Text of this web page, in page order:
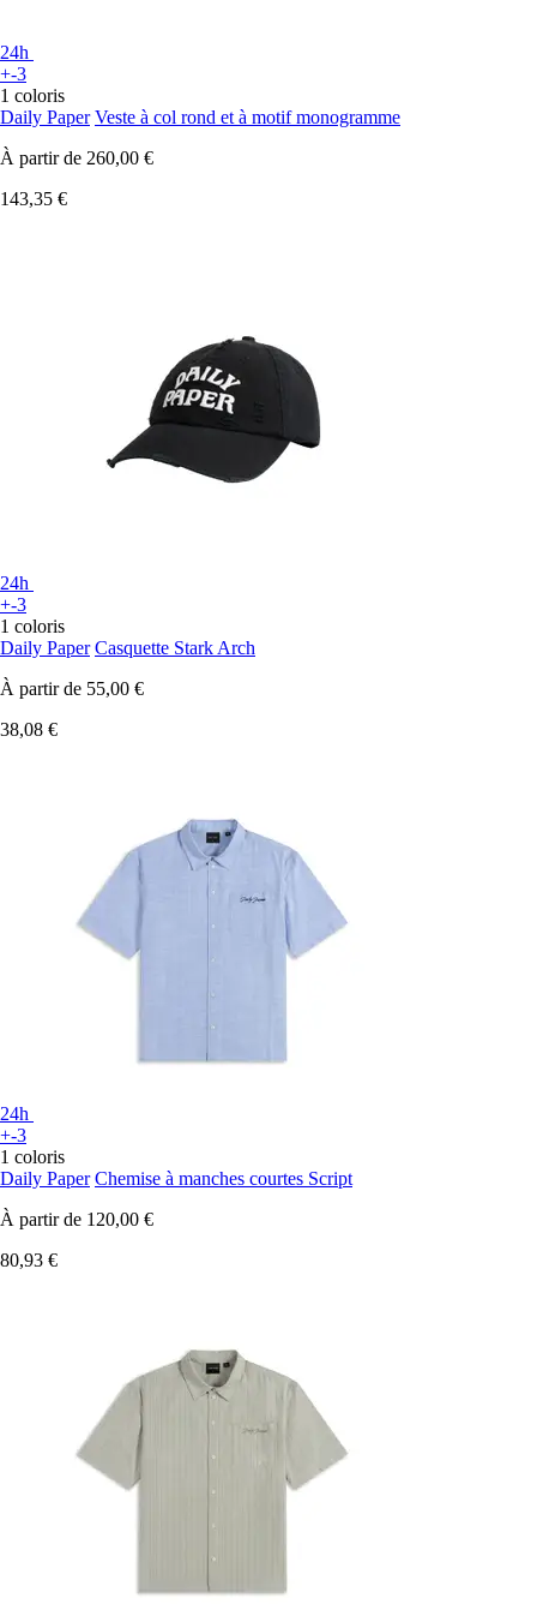
24h
+-3
1 coloris
Daily Paper Veste à col rond et à motif monogramme
À partir de 260,00 €
143,35 €
24h
+-3
1 coloris
Daily Paper Casquette Stark Arch
À partir de 55,00 €
38,08 €
24h
+-3
1 coloris
Daily Paper Chemise à manches courtes Script
À partir de 120,00 €
80,93 €